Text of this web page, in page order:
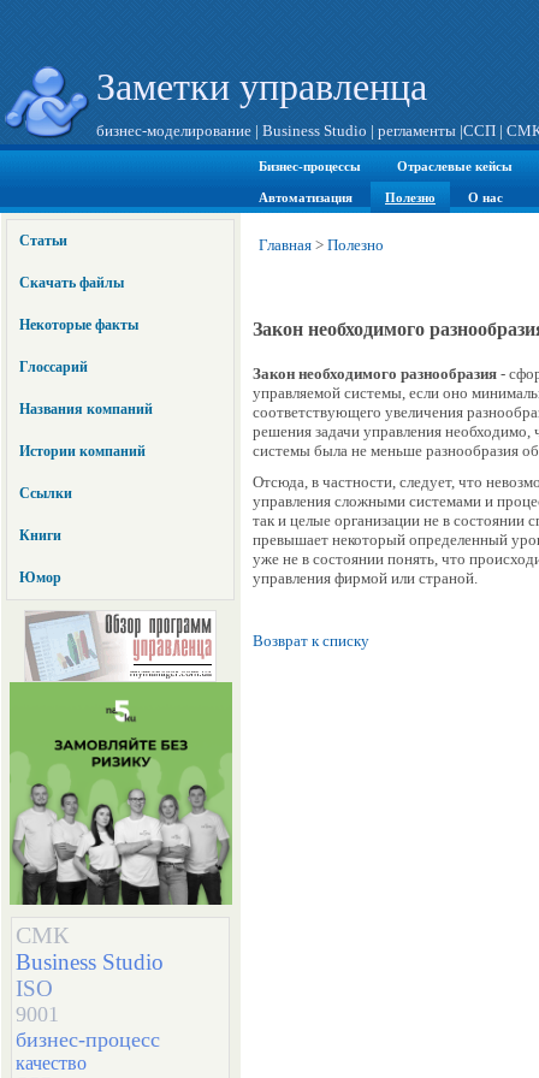
Заметки управленца
бизнес-моделирование | Business Studio | регламенты |ССП |
Бизнес-процессы Отраслевые кейсы
Автоматизация Полезно О нас
Статьи
Скачать файлы
Некоторые факты
Глоссарий
Названия компаний
Истории компаний
Ссылки
Книги
Юмор
СМК
Business Studio
ISO
9001
бизнес-процесс
качество
Главная > Полезно
Закон необходимого
Закон необходимого разнообразия -
управляемой системы, если оно
соответствующего увеличения
решения задачи управления
системы была не меньше разнообразия
Отсюда, в частности, следует, что
управления сложными системами и
так и целые организации не в состоянии
превышает некоторый определенный
уже не в состоянии понять, что
управления фирмой или страной.
Возврат к списку